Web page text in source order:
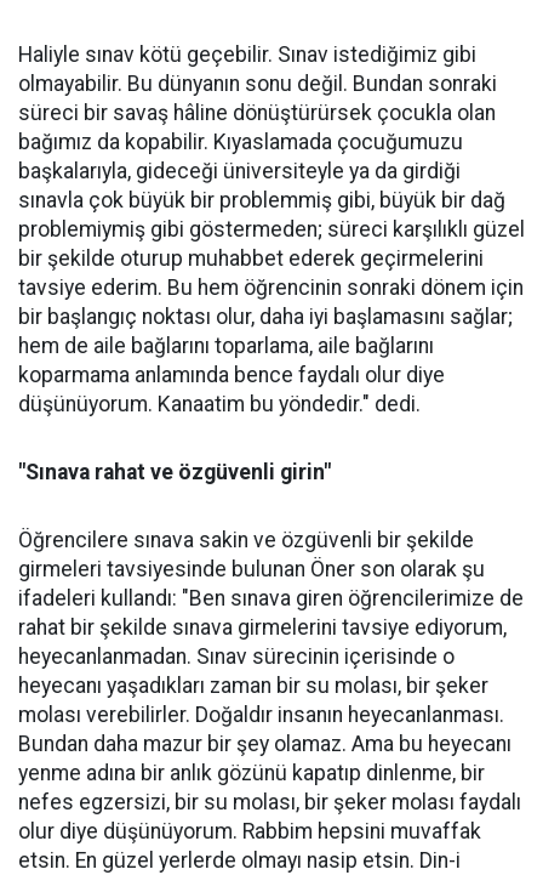
Haliyle sınav kötü geçebilir. Sınav istediğimiz gibi
olmayabilir. Bu dünyanın sonu değil. Bundan sonraki
süreci bir savaş hâline dönüştürürsek çocukla olan
bağımız da kopabilir. Kıyaslamada çocuğumuzu
başkalarıyla, gideceği üniversiteyle ya da girdiği
sınavla çok büyük bir problemmiş gibi, büyük bir dağ
problemiymiş gibi göstermeden; süreci karşılıklı güzel
bir şekilde oturup muhabbet ederek geçirmelerini
tavsiye ederim. Bu hem öğrencinin sonraki dönem için
bir başlangıç noktası olur, daha iyi başlamasını sağlar;
hem de aile bağlarını toparlama, aile bağlarını
koparmama anlamında bence faydalı olur diye
düşünüyorum. Kanaatim bu yöndedir." dedi.
"Sınava rahat ve özgüvenli girin"
Öğrencilere sınava sakin ve özgüvenli bir şekilde
girmeleri tavsiyesinde bulunan Öner son olarak şu
ifadeleri kullandı: "Ben sınava giren öğrencilerimize de
rahat bir şekilde sınava girmelerini tavsiye ediyorum,
heyecanlanmadan. Sınav sürecinin içerisinde o
heyecanı yaşadıkları zaman bir su molası, bir şeker
molası verebilirler. Doğaldır insanın heyecanlanması.
Bundan daha mazur bir şey olamaz. Ama bu heyecanı
yenme adına bir anlık gözünü kapatıp dinlenme, bir
nefes egzersizi, bir su molası, bir şeker molası faydalı
olur diye düşünüyorum. Rabbim hepsini muvaffak
etsin. En güzel yerlerde olmayı nasip etsin. Din-i